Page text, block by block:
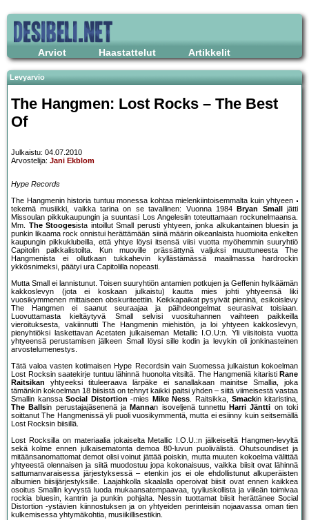
Arviot Haastattelut Artikkelit
Levyarvio
The Hangmen: Lost Rocks – The Best
Of
Julkaistu: 04.07.2010
Arvostelija: Jani Ekblom
Hype Records
The Hangmenin historia tuntuu monessa kohtaa mielenkiintoisemmalta kuin yhtyeen
tekemä musiikki, vaikka tarina on se tavallinen: Vuonna 1984
Bryan Small
jätti
Missoulan pikkukaupungin ja suuntasi Los Angelesiin toteuttamaan rockunelmaansa.
Mm. The Stoogesista intoillut Small perusti yhtyeen, jonka alkukantainen bluesin ja
punkin likaama rock onnistui herättämään siinä määrin oikeanlaista huomioita enkelten
kaupungin pikkuklubeilla, että yhtye löysi itsensä viisi vuotta myöhemmin suuryhtiö
Capitolin palkkalistoilta. Kun muoville prässättynä valjuksi muuttuneesta The
Hangmenista ei ollutkaan tukkahevin kyllästämässä maailmassa hardrockin
ykkösnimeksi, päätyi ura Capitolilla nopeasti.
Mutta Small ei lannistunut. Toisen suuryhtiön antamien potkujen ja Geffenin hylkäämän
kakkoslevyn (jota ei koskaan julkaistu) kautta mies johti yhtyeensä liki
vuosikymmenen mittaiseen obskuriteettiin. Keikkapaikat pysyivät pieninä, esikoislevy
The Hangmen ei saanut seuraajaa ja päihdeongelmat seurasivat toisiaan.
Luovuttamasta kieltäytyvä Small selvisi vuosituhannen vaihteen paikkeilla
vieroituksesta, vakiinnutti The Hangmenin miehistön, ja loi yhtyeen kakkoslevyn,
pienyhtiöksi laskettavan Acetaten julkaiseman Metallic I.O.U:n. Yli viisitoista vuotta
yhtyeensä perustamisen jälkeen Small löysi sille kodin ja levykin oli jonkinasteinen
arvostelumenestys.
Tätä valoa vasten kotimaisen Hype Recordsin vain Suomessa julkaistun kokoelman
Lost Rocksin saatekirje tuntuu lähinnä huonolta vitsiltä. The Hangmeniä kitaristi Rane
Raitsikan yhtyeeksi tituleeraava lärpäke ei sanallakaan mainitse Smallia, joka
tämänkin kokoelman 18 biisistä on tehnyt kaikki paitsi yhden – siitä viimeisestä vastaa
Smallin kanssaSocial Distortion -mies Mike Ness. Raitsikka, Smackin kitaristina,
The Ballsin perustajajäsenenä ja Mannan isoveljenä tunnettu Harri Jäntti on toki
soittanut The Hangmenissä yli puoli vuosikymmentä, mutta ei esiinny kuin seitsemällä
Lost Rocksin biisillä.
Lost Rocksilla on materiaalia jokaiselta Metallic I.O.U.:n jälkeiseltä Hangmen-levyltä
sekä kolme ennen julkaisematonta demoa 80-luvun puolivälistä. Ohutsoundiset ja
mitäänsanomattomat demot olisi voinut jättää poiskin, mutta muuten kokoelma välittää
yhtyeestä olennaisen ja siitä muodostuu jopa kokonaisuus, vaikka biisit ovat lähinnä
sattumanvaraisessa järjestyksessä – etenkin jos ei ole ehdollistunut alkuperäisten
albumien biisijärjestyksille. Laajahkolla skaalalla operoivat biisit ovat ennen kaikkea
osoitus Smallin kyvystä luoda mukaansatempaavaa, tyyliuskollista ja viileän toimivaa
rockia bluesin, kantrin ja punkin pohjalta. Nessin tuottamat biisit herättänee Social
Distortion -ystävien kiinnostuksen ja on yhtyeiden perinteisiin nojaavassa oman tien
kulkemisessa yhtymäkohtia, musiikillisestikin.